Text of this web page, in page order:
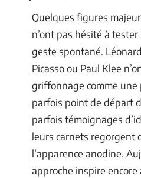
Quelques figures
n’ont pas hésité à
geste spontané.
Picasso ou Paul Klee
griffonnage comme une
parfois point de départ
parfois témoignages
leurs carnets regorgent
l’apparence anodine.
approche inspire